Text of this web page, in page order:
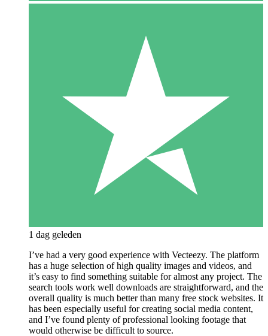
1 dag geleden
I’ve had a very good experience with Vecteezy. The platform
has a huge selection of high quality images and videos, and
it’s easy to find something suitable for almost any project. The
search tools work well downloads are straightforward, and the
overall quality is much better than many free stock websites. It
has been especially useful for creating social media content,
and I’ve found plenty of professional looking footage that
would otherwise be difficult to source.